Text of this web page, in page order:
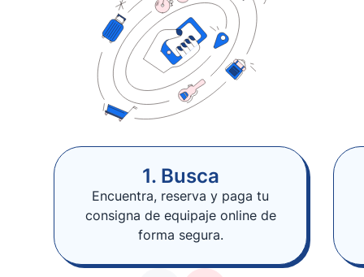
1. Busca
Encuentra, reserva y paga tu
consigna de equipaje online de
forma segura.